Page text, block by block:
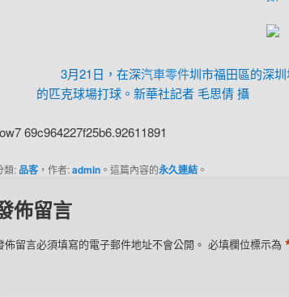
3月21日，在深汽車零件圳市福田區的深
的匹克球場打球。新華社記者 毛思倩 攝
69c964227f25b6.92611891
類: 品客，作者:admin。這篇內容的永久連結。
佈留言
佈留言必須填寫的電子郵件地址不會公開。 必填欄位標示為